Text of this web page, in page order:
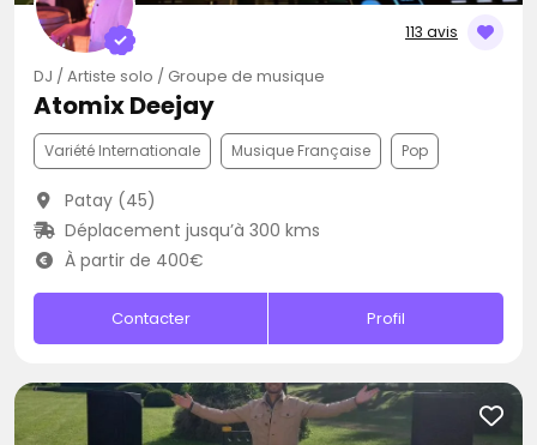
113 avis
DJ / Artiste solo / Groupe de musique
Atomix Deejay
Variété Internationale Musique Française Pop
Patay (45)
Déplacement jusqu’à 300 kms
À partir de 400€
Contacter Profil